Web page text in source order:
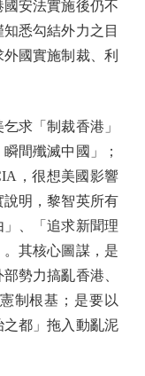
安法實施後仍不
悉勾結外力之目
國實施制裁、利
求「制裁香港」
間殲滅中國」；
，很想美國影響
明，黎智英所有
、「追求新聞理
其核心圖謀，是
勢力搞亂香港、
制根基；是要以
之都」拖入動亂泥